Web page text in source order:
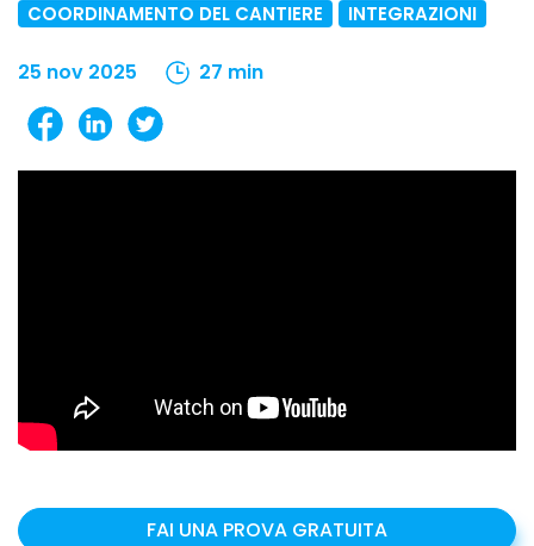
COORDINAMENTO DEL CANTIERE INTEGRAZIONI
25 nov 2025 27 min
FAI UNA PROVA GRATUITA